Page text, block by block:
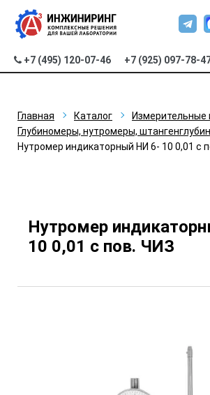
+7 (495) 120-07-46 +7 (925) 097-78-
Главная Каталог
Измерительные
Глубиномеры, нутромеры,
Нутромер индикаторный НИ 6- 10 0,01 с
Нутромер
10 0,01 с пов. ЧИЗ